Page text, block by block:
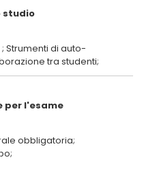
studio
Strumenti di auto-
per l'esame
obbligatoria;